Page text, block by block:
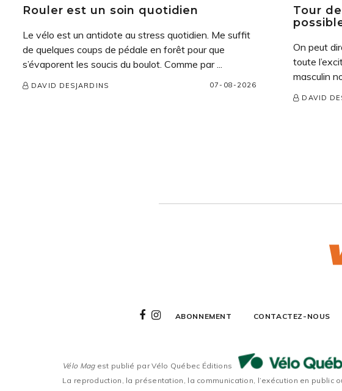
Rouler est un soin quotidien
Le vélo est un antidote au stress quotidien. Me suffit
de quelques coups de pédale en forêt pour que
s’évaporent les soucis du boulot. Comme par ...
DAVID DESJARDINS 07-08-2026
Tour
On peut
toute
masculin
DAVID
ABONNEMENT CONTACTEZ-NOUS
Vélo Magest publié par Vélo Québec Éditions
La reproduction, la présentation, la communication, l’exécution en public